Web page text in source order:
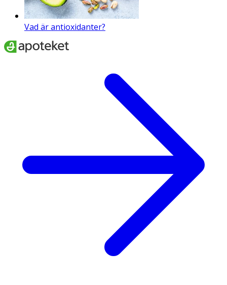
Vad är antioxidanter?